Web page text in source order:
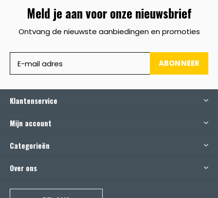
Meld je aan voor onze nieuwsbrief
Ontvang de nieuwste aanbiedingen en promoties
ABONNEER
Klantenservice
Mijn account
Categorieën
Over ons